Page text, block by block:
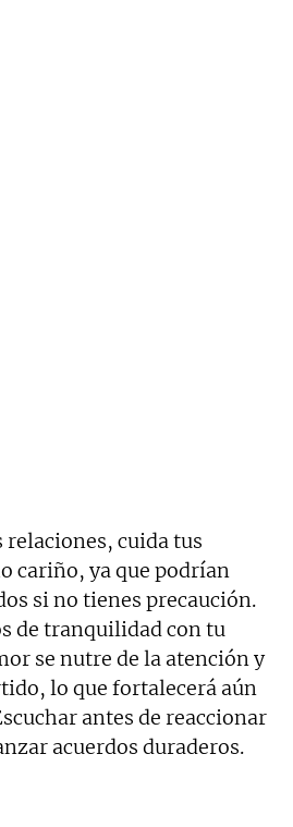
relaciones, cuida tus
cariño, ya que podrían
si no tienes precaución.
de tranquilidad con tu
se nutre de la atención y
lo que fortalecerá aún
antes de reaccionar
acuerdos duraderos.